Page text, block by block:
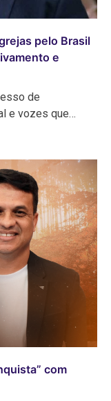
pelo Brasil
e
de
e vozes que…
com